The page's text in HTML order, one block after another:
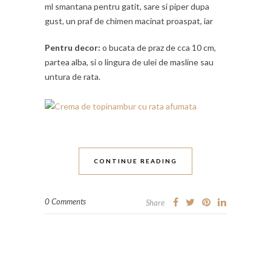
ml smantana pentru gatit, sare si piper dupa
gust, un praf de chimen macinat proaspat, iar
Pentru decor: o bucata de praz de cca 10 cm,
partea alba, si o lingura de ulei de masline sau
untura de rata.
CONTINUE READING
0 Comments Share